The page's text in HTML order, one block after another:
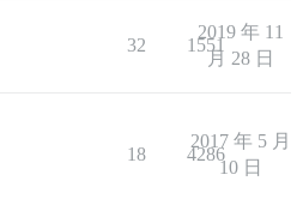
32 1551
2019 年 11
月 28 日
18 4286
2017 年 5 月
10 日